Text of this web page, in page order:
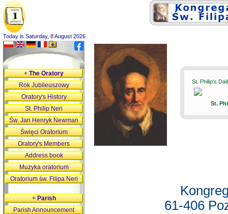
Today is Saturday, 8 August 2026
St. Philip's
St.
61-406
+The Oratory
Rok Jubileuszowy
Oratory's History
St. Philip Neri
Św. Jan Henryk Newman
Święci Oratorium
Oratory's Members
Address book
Muzyka oratorium
Oratorium św. Filipa Neri
+Parish
Parish Announcement